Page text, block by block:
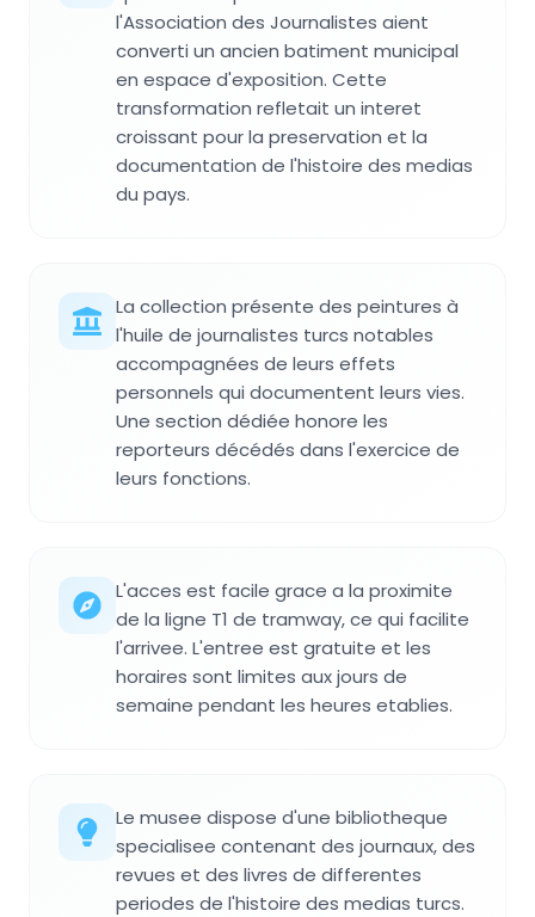
l'Association des Journalistes aient
converti un ancien batiment municipal
en espace d'exposition. Cette
transformation refletait un interet
croissant pour la preservation et la
documentation de l'histoire des medias
du pays.
La collection présente des peintures à
l'huile de journalistes turcs notables
accompagnées de leurs effets
personnels qui documentent leurs vies.
Une section dédiée honore les
reporteurs décédés dans l'exercice de
leurs fonctions.
L'acces est facile grace a la proximite
de la ligne T1 de tramway, ce qui facilite
l'arrivee. L'entree est gratuite et les
horaires sont limites aux jours de
semaine pendant les heures etablies.
Le musee dispose d'une bibliotheque
specialisee contenant des journaux, des
revues et des livres de differentes
periodes de l'histoire des medias turcs.